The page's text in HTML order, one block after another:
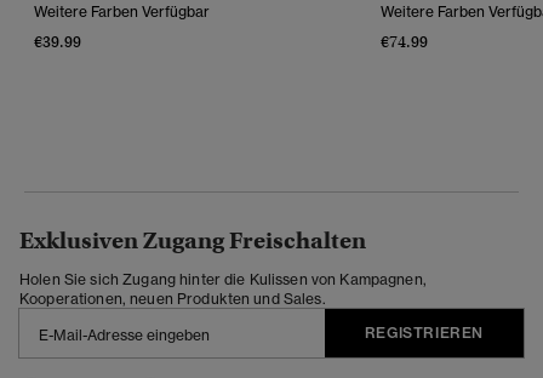
Weitere Farben Verfügbar
€39.99
Weitere Farben
€74.99
Exklusiven Zugang Freischalten
Holen Sie sich Zugang hinter die Kulissen von Kampagnen,
Kooperationen, neuen Produkten und Sales.
REGISTRIEREN